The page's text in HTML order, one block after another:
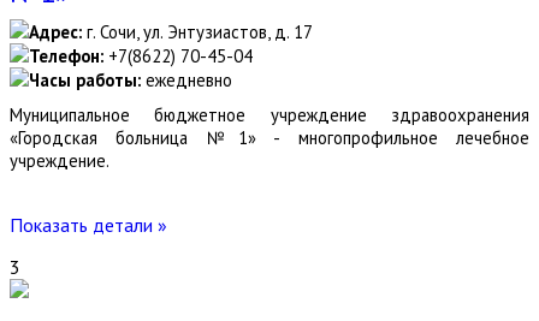
Адрес: г. Сочи, ул. Энтузиастов, д. 17
Телефон: +7(8622) 70-45-04
Часы работы: ежедневно
Муниципальное бюджетное учреждение здравоохранения
«Городская больница №1» - многопрофильное лечебное
учреждение.
Показать детали »
3